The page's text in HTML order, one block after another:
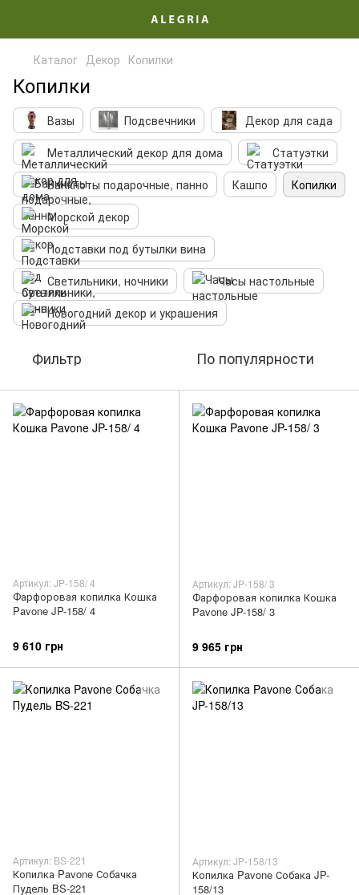
Каталог Декор Копилки
Копилки
Вазы Подсвечники
Декор для сада
Металлический декор для дома
Статуэтки
Банкноты подарочные, панно
Кашпо
Копилки
Морской декор
Подставки под бутылки вина
Светильники, ночники
Часы настольные
Новогодний декор и украшения
Фильтр По популярности
Артикул: JP-158/ 4
Фарфоровая копилка Кошка
Pavone JP-158/ 4
9 610 грн
Артикул: JP-158/ 3
Фарфоровая копилка Кошка
Pavone JP-158/ 3
9 965 грн
Артикул: BS-221
Копилка Pavone Собачка
Пудель BS-221
Артикул: JP-158/13
Копилка Pavone Собака JP-
158/13